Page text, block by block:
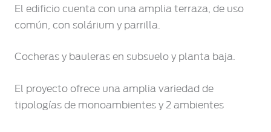
El edificio cuenta con una amplia terraza, de uso
común, con solárium y parrilla.
Cocheras y bauleras en subsuelo y planta baja.
El proyecto ofrece una amplia variedad de
tipologías de monoambientes y 2 ambientes